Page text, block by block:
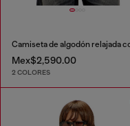
Mex$2,590.00
2 COLORES